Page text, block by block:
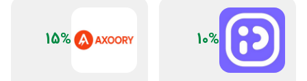
10%
15%